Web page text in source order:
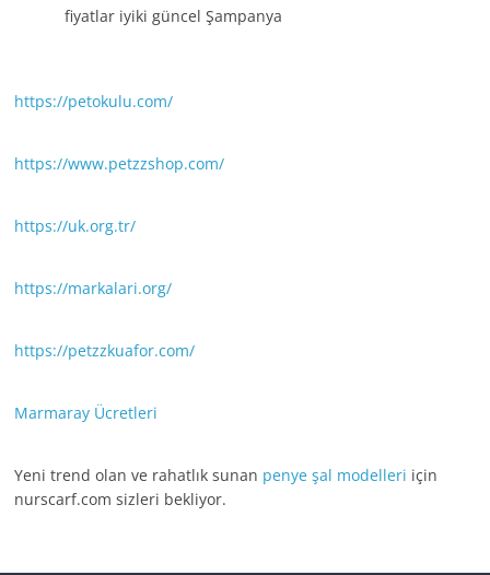
fiyatlar iyiki güncel Şampanya
https://petokulu.com/
https://www.petzzshop.com/
https://uk.org.tr/
https://markalari.org/
https://petzzkuafor.com/
Marmaray Ücretleri
Yeni trend olan ve rahatlık sunan penye şal modelleri için
nurscarf.com sizleri bekliyor.